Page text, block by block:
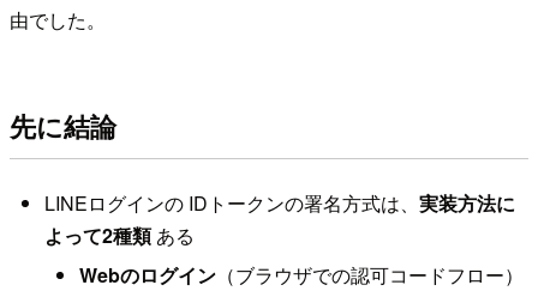
由でした。
先に結論
LINEログインの IDトークンの署名方式は、 実装方法に
よって2種類ある
Webのログイン（ブラウザでの認可コードフロー）